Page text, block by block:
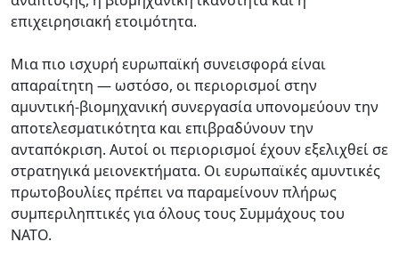
επιχειρησιακή ετοιμότητα.
Μια πιο ισχυρή ευρωπαϊκή συνεισφορά είναι
απαραίτητη — ωστόσο, οι περιορισμοί στην
αμυντική-βιομηχανική συνεργασία υπονομεύουν την
αποτελεσματικότητα και επιβραδύνουν την
ανταπόκριση. Αυτοί οι περιορισμοί έχουν εξελιχθεί σε
στρατηγικά μειονεκτήματα. Οι ευρωπαϊκές αμυντικές
πρωτοβουλίες πρέπει να παραμείνουν πλήρως
συμπεριληπτικές για όλους τους Συμμάχους του
ΝΑΤΟ.